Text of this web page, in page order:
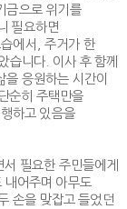
금으로 위기를
필요하면
에서
주거가 한
습니다 이사 후 함께
응원하는 시간이
단순히 주택만을
하고 있음을
필요한 주민들에게
내어주며 아무도
손을 맞잡고 들었던